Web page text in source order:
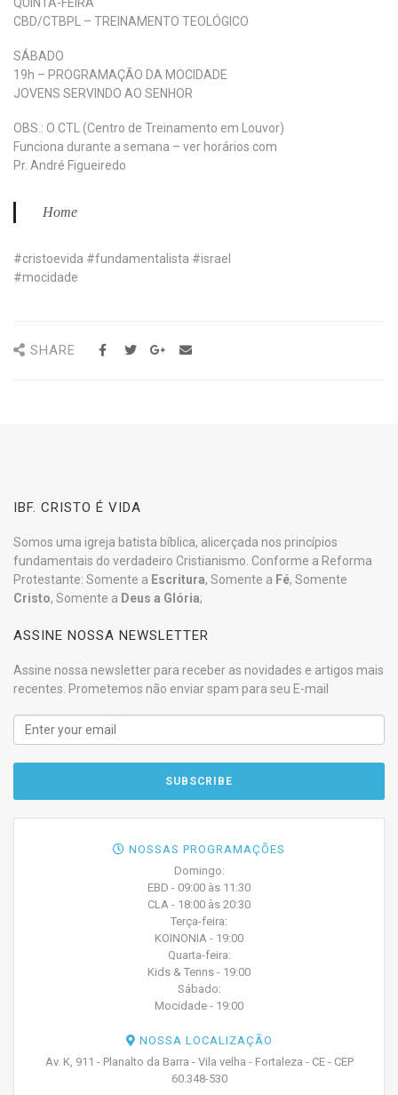
CBD/CTBPL – TREINAMENTO TEOLÓGICO
SÁBADO
19h – PROGRAMAÇÃO DA MOCIDADE
JOVENS SERVINDO AO SENHOR
OBS.: O CTL (Centro de Treinamento em Louvor)
Funciona durante a semana – ver horários com
Pr. André Figueiredo
Home
#cristoevida #fundamentalista #israel
#mocidade
SHARE
IBF. CRISTO É VIDA
Somos uma igreja batista bíblica, alicerçada nos princípios
fundamentais do verdadeiro Cristianismo. Conforme a Reforma
Protestante: Somente a Escritura, Somente a Fé, Somente
Cristo, Somente a Deus a Glória;
ASSINE NOSSA NEWSLETTER
Assine nossa newsletter para receber as novidades e artigos mais
recentes. Prometemos não enviar spam para seu E-mail
NOSSAS PROGRAMAÇÕES
Domingo:
EBD - 09:00 às 11:30
CLA - 18:00 às 20:30
Terça-feira:
KOINONIA - 19:00
Quarta-feira:
Kids & Tenns - 19:00
Sábado:
Mocidade - 19:00
NOSSA LOCALIZAÇÃO
Av. K, 911 - Planalto da Barra - Vila velha - Fortaleza - CE - CEP
60.348-530